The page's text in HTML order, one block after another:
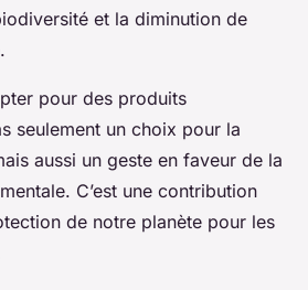
et la diminution de
pour des produits
seulement un choix pour la
aussi un geste en faveur de la
C’est une contribution
de notre planète pour les